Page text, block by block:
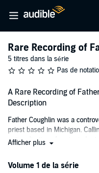
Rare Recording of
5 titres dans la série
Pas de
A Rare Recording of
Description
Father Coughlin was a
priest based in Michigan.
nationalization of major
Afficher plus
Volume 1 de la série